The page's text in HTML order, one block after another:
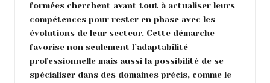
formées cherchent avant tout à actualiser leurs
compétences pour rester en phase avec les
évolutions de leur secteur. Cette démarche
favorise non seulement l’adaptabilité
professionnelle mais aussi la possibilité de se
spécialiser dans des domaines précis, comme le